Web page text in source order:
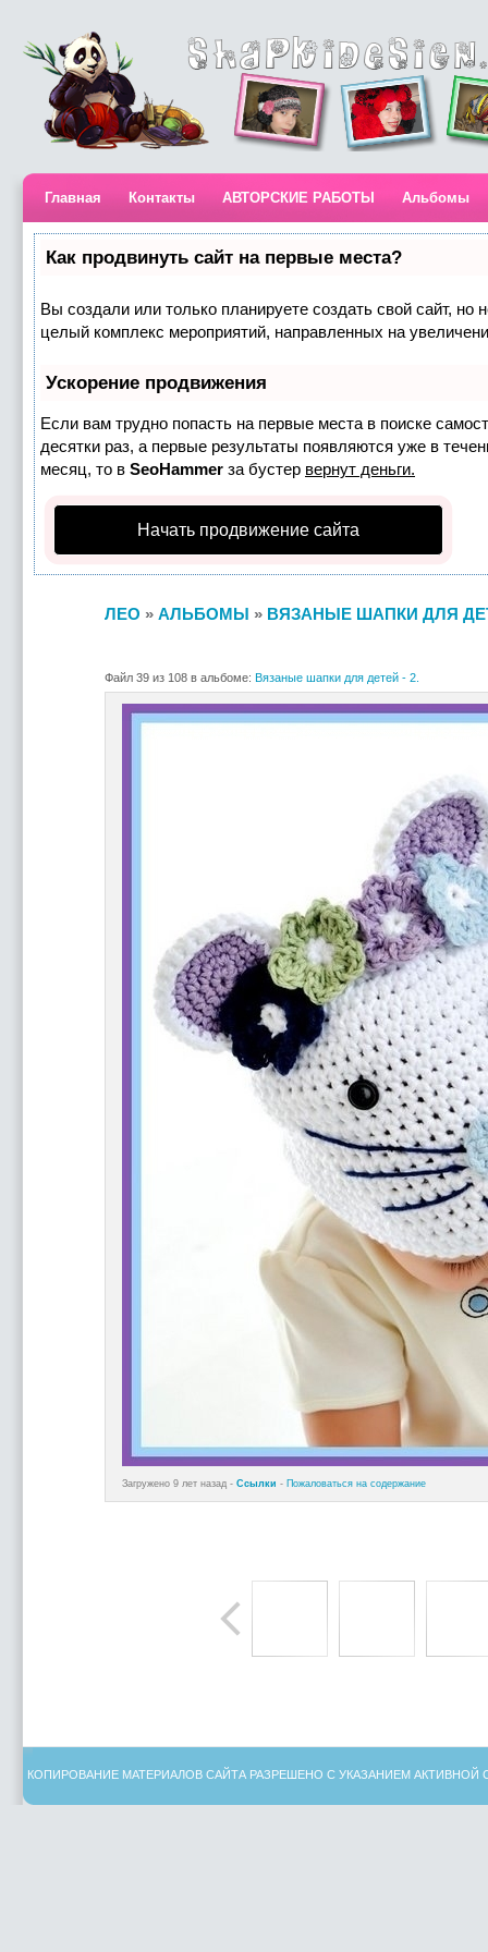
Главная Контакты АВТОРСКИЕ РАБОТЫ Альбомы
Как продвинуть сайт на первые места?
Вы создали или только планируете создать свой сайт, но
целый комплекс мероприятий, направленных на
Ускорение продвижения
Если вам трудно попасть на первые места в поиске
десятки раз, а первые результаты появляются уже в
месяц, то в SeoHammer за бустер вернут деньги.
Начать продвижение сайта
ЛЕО » АЛЬБОМЫ » ВЯЗАНЫЕ ШАПКИ ДЛЯ
Файл 39 из 108 в альбоме: Вязаные шапки для детей - 2.
Загружено 9 лет назад - Ссылки - Пожаловаться на содержание
КОПИРОВАНИЕ МАТЕРИАЛОВ САЙТА РАЗРЕШЕНО С УКАЗАНИЕМ АКТИВНОЙ